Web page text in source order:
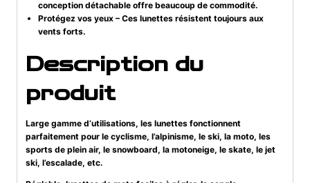
conception détachable offre beaucoup de commodité.
Protégez vos yeux – Ces lunettes résistent toujours aux
vents forts.
Description du
produit
Large gamme d’utilisations, les lunettes fonctionnent
parfaitement pour le cyclisme, l’alpinisme, le ski, la moto, les
sports de plein air, le snowboard, la motoneige, le skate, le jet
ski, l’escalade, etc.